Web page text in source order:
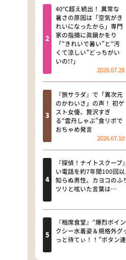
news おかえり
河合＆A.B.C-
「なんでやね
かえり）
DAIGOも台
にする？～
本日はダイア
朝だ！生です
教えて！ニュ
ミカタ
ＬＩＦＥ～夢
新婚さんい
ポツンと一軒
ザキ山小屋本
40℃超え続出！ 異常な
暑さの原因は「空気がき
れいになったから」専門
家の指摘に眞鍋かをり
「“きれいで暑い”と“汚
くて涼しい”どっちがい
いの!?」
2026.07.28
『旅サラダ』で「異次元
のかわいさ」の声！ 初ゲ
スト女優、贅沢すぎ
る“雲丹しゃぶ”食リポで
おちゃめ発言
2026.07.10
『探偵！ナイトスクー
い電話を約7年間100回
知らぬ男性。カヨコのふ
ツリと呟いた言葉は…
『相席食堂』“爆烈ボイ
クシー水着姿＆規格外グ
っと待てぃ！！”ボタン